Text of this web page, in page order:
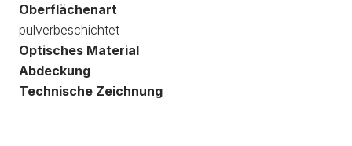
Oberflächenart
pulverbeschichtet
Optisches Material
Abdeckung
Technische Zeichnung